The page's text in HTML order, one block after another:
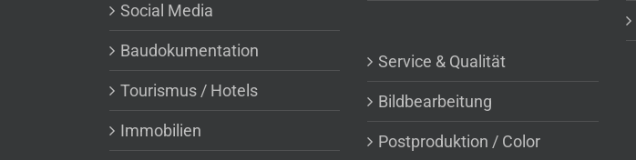
Social Media
Baudokumentation
Tourismus / Hotels
Immobilien
Service & Qualität
Bildbearbeitung
Postproduktion / Color